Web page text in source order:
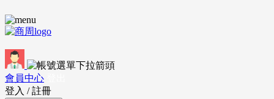
會員中心
登入 / 註冊